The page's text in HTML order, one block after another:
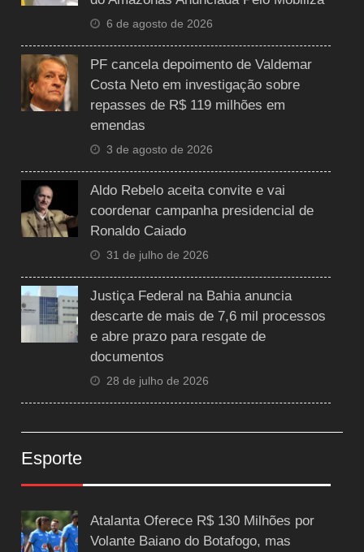
6 de agosto de 2026
PF cancela depoimento de Valdemar
Costa Neto em investigação sobre
repasses de R$ 119 milhões em
emendas
3 de agosto de 2026
Aldo Rebelo aceita convite e vai
coordenar campanha presidencial de
Ronaldo Caiado
31 de julho de 2026
Justiça Federal na Bahia anuncia
descarte de mais de 7,6 mil processos
e abre prazo para resgate de
documentos
28 de julho de 2026
Esporte
Atalanta Oferece R$ 130 Milhões por
Volante Baiano do Botafogo, mas